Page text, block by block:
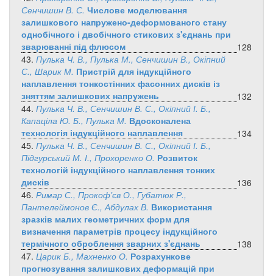
Сенчишин В. С. Числове моделювання
залишкового напружено-деформованого стану
однобічного і двобічного стикових з'єднань при
зварюванні під флюсом
128
43. Пулька Ч. В., Пулька М., Сенчишин В., Окіпний
С., Шарик М. Пристрій для індукційного
наплавлення тонкостінних фасонних дисків із
зняттям залишкових напружень
132
44. Пулька Ч. В., Сенчишин В. С., Окіпний І. Б.,
Капаціла Ю. Б., Пулька М. Вдосконалена
технологія індукційного наплавлення
134
45. Пулька Ч. В., Сенчишин В. С., Окіпний І. Б.,
Підгурський М. І., Прохоренко О. Розвиток
технологій індукційного наплавлення тонких
дисків
136
46. Римар С., Прокоф'єв О., Губатюк Р.,
Пантелеймонов Є., Абдулах В. Використання
зразків малих геометричних форм для
визначення параметрів процесу індукційного
термічного оброблення зварних з'єднань
138
47. Царик Б., Махненко О. Розрахункове
прогнозування залишкових деформацій при